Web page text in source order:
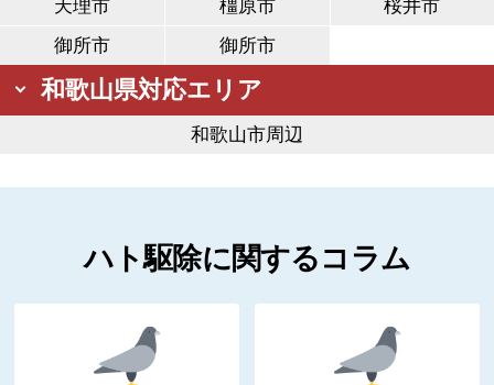
天理市
橿原市
桜井市
御所市
御所市
和歌山県対応エリア
和歌山市周辺
ハト駆除に関するコラム